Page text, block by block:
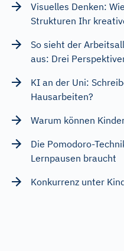
Visuelles Denken:
Strukturen Ihr
So sieht der
aus: Drei
KI an der Uni:
Hausarbeiten?
Warum können
Die Pomodoro-
Lernpausen braucht
Konkurrenz unter